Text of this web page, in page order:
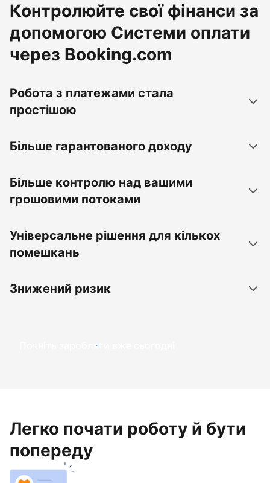
Контролюйте свої фінанси за
допомогою Системи оплати
через Booking.com
Робота з платежами стала
простішою
Більше гарантованого доходу
Більше контролю над вашими
грошовими потоками
Універсальне рішення для кількох
помешкань
Знижений ризик
Почніть заробляти вже сьогодні
Легко почати роботу й бути
попереду